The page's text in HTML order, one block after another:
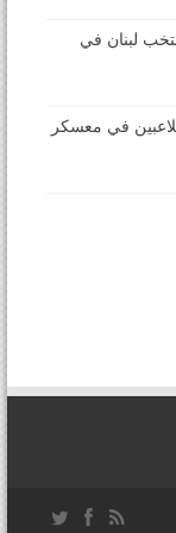
لبنان في
في معسكر